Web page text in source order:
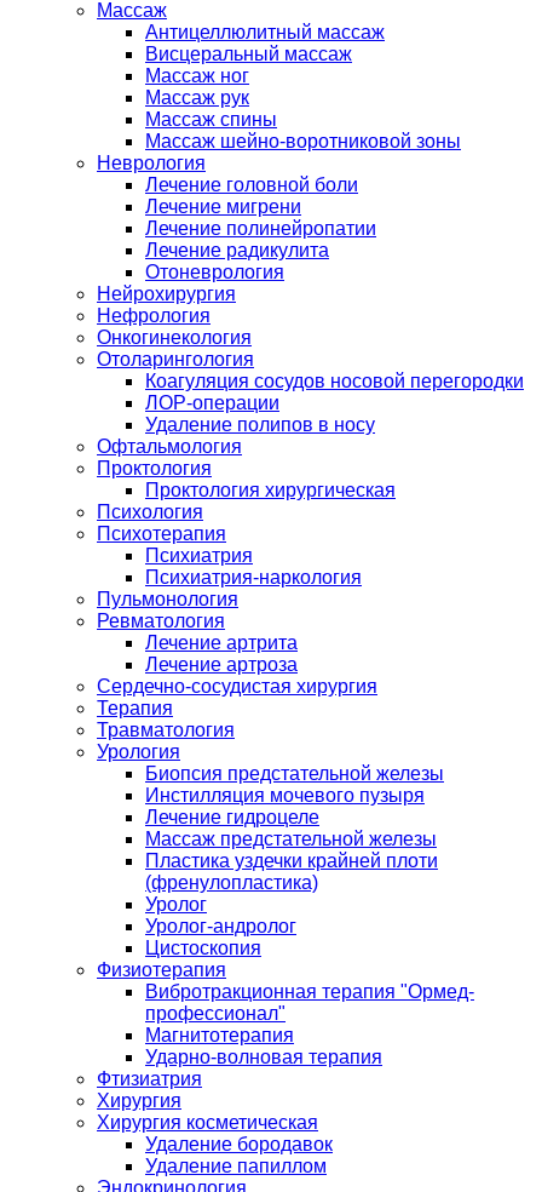
Массаж
Антицеллюлитный массаж
Висцеральный массаж
Массаж ног
Массаж рук
Массаж спины
Массаж шейно-воротниковой зоны
Неврология
Лечение головной боли
Лечение мигрени
Лечение полинейропатии
Лечение радикулита
Отоневрология
Нейрохирургия
Нефрология
Онкогинекология
Отоларингология
Коагуляция сосудов носовой перегородки
ЛОР-операции
Удаление полипов в носу
Офтальмология
Проктология
Проктология хирургическая
Психология
Психотерапия
Психиатрия
Психиатрия-наркология
Пульмонология
Ревматология
Лечение артрита
Лечение артроза
Сердечно-сосудистая хирургия
Терапия
Травматология
Урология
Биопсия предстательной железы
Инстилляция мочевого пузыря
Лечение гидроцеле
Массаж предстательной железы
Пластика уздечки крайней плоти
(френулопластика)
Уролог
Уролог-андролог
Цистоскопия
Физиотерапия
Вибротракционная терапия "Ормед-
профессионал"
Магнитотерапия
Ударно-волновая терапия
Фтизиатрия
Хирургия
Хирургия косметическая
Удаление бородавок
Удаление папиллом